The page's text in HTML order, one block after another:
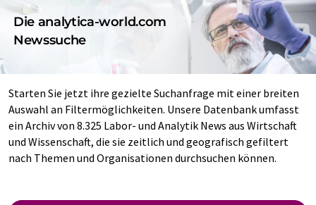
Die analytica-world.com
Newssuche
Starten Sie jetzt ihre gezielte Suchanfrage mit einer breiten
Auswahl an Filtermöglichkeiten. Unsere Datenbank umfasst
ein Archiv von 8.325 Labor- und Analytik News aus Wirtschaft
und Wissenschaft, die sie zeitlich und geografisch gefiltert
nach Themen und Organisationen durchsuchen können.